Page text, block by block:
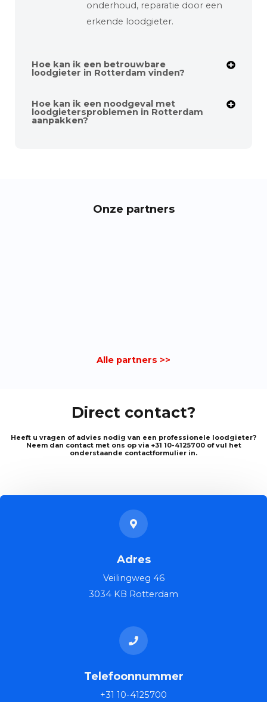
onderhoud, reparatie door een
erkende loodgieter.
Hoe kan ik een betrouwbare
loodgieter in Rotterdam vinden?
Hoe kan ik een noodgeval met
loodgietersproblemen in Rotterdam
aanpakken?
Onze partners
Alle partners >>
Direct contact?
Heeft u vragen of advies nodig van een professionele loodgieter?
Neem dan contact met ons op via +31 10-4125700 of vul het
onderstaande contactformulier in.
Adres
Veilingweg 46
3034 KB Rotterdam
Telefoonnummer
+31 10-4125700